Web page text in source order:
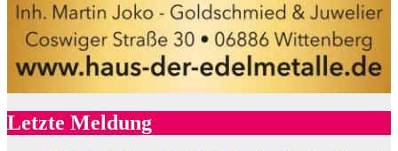
Letzte Meldung